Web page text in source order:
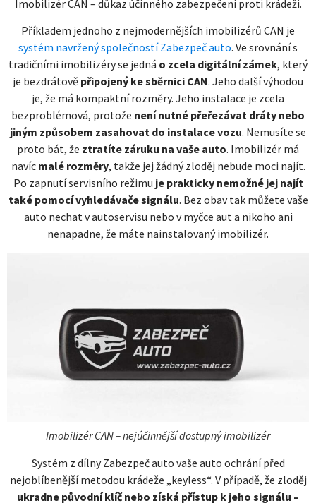
Imobilizér CAN – důkaz účinného zabezpečení proti krádeži.
Příkladem jednoho z nejmodernějších imobilizérů CAN je
systém navržený společností Zabezpeč auto. Ve srovnání s
tradičními imobilizéry se jedná o zcela digitální zámek, který
je bezdrátově připojený ke sběrnici CAN. Jeho další výhodou
je, že má kompaktní rozměry. Jeho instalace je zcela
bezproblémová, protože není nutné přeřezávat dráty nebo
jiným způsobem zasahovat do instalace vozu. Nemusíte se
proto bát, že ztratíte záruku na vaše auto. Imobilizér má
navíc malé rozměry, takže jej žádný zloděj nebude moci najít.
Po zapnutí servisního režimu je prakticky nemožné jej najít
také pomocí vyhledávače signálu. Bez obav tak můžete vaše
auto nechat v autoservisu nebo v myčce aut a nikoho ani
nenapadne, že máte nainstalovaný imobilizér.
Imobilizér CAN – nejúčinnější dostupný imobilizér
Systém z dílny Zabezpeč auto vaše auto ochrání před
nejoblíbenější metodou krádeže „keyless“. V případě, že zloděj
ukradne původní klíč nebo získá přístup k jeho signálu –